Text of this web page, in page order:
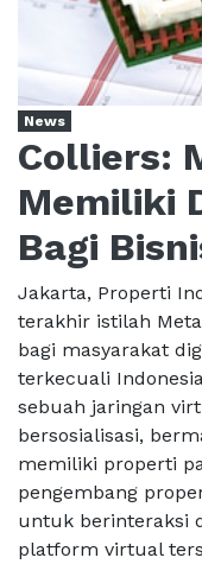
News
Colliers:
Memiliki
Bagi
Jakarta, Properti
terakhir istilah
bagi masyarakat
terkecuali
sebuah jaringan
bersosialisasi,
memiliki properti
pengembang
untuk berinteraksi
platform virtual